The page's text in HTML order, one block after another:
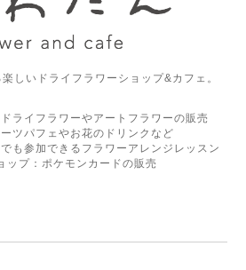
しいドライフラワーショップ&カフェ。
ライフラワーやアートフラワーの販売
ツパフェやお花のドリンクなど
も参加できるフラワーアレンジレッスン
ップ：ポケモンカードの販売